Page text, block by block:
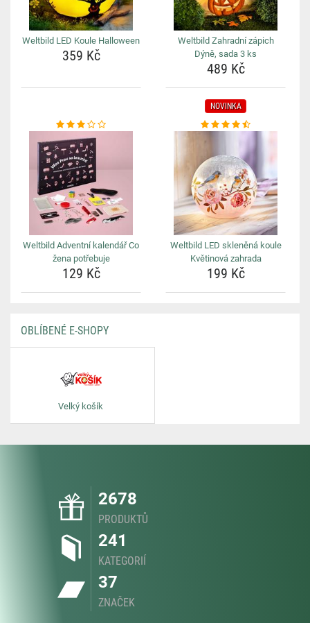
Weltbild LED Koule Halloween
359 Kč
Weltbild Zahradní zápich
Dýně, sada 3 ks
489 Kč
Weltbild Adventní kalendář Co
žena potřebuje
129 Kč
NOVINKA
Weltbild LED skleněná koule
Květinová zahrada
199 Kč
OBLÍBENÉ E-SHOPY
Velký košík
2678
PRODUKTŮ
241
KATEGORIÍ
37
ZNAČEK